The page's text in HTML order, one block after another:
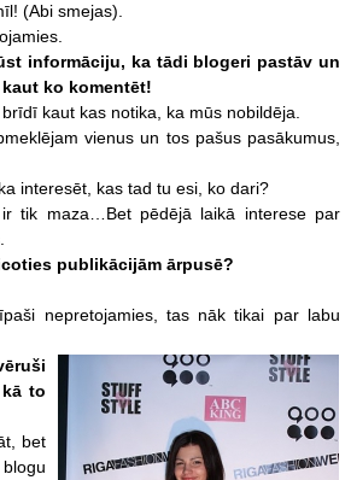
(Abi smejas).
informāciju, ka tādi blogeri pastāv un
ko komentēt!
kaut kas notika, ka mūs nobildēja.
vienus un tos pašus pasākumus,
interesēt, kas tad tu esi, ko dari?
tik maza…Bet pēdējā laikā interese par
publikācijām ārpusē?
nepretojamies, tas nāk tikai par labu
to
bet